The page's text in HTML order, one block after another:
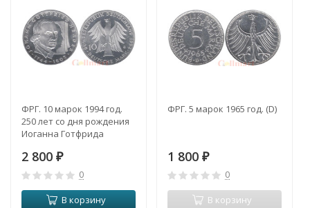
ФРГ. 10 марок 1994 год.
250 лет со дня рождения
Иоганна Готфрида
2 800 ₽
0
В корзину
ФРГ. 5 марок 1965 год. (D)
1 800 ₽
0
В корзину